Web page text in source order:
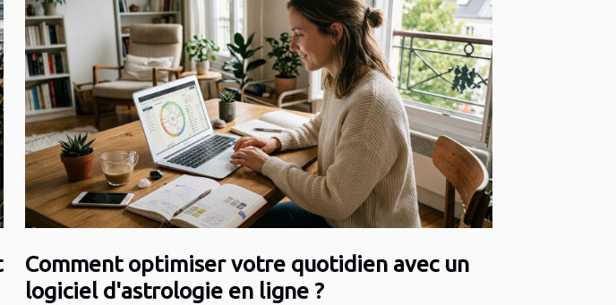
Comment optimiser votre quotidien avec un
logiciel d'astrologie en ligne ?